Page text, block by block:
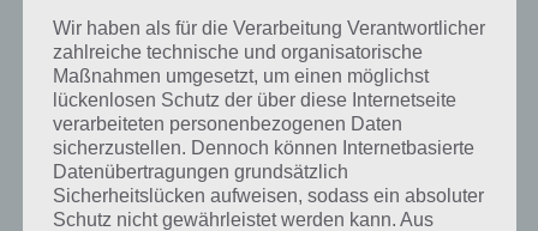
Sachbücher, heutzutage auch über digitale Medien. Viele Schüler
machen nach der Schule auch eine Ausbildung, um sich in einem
Bereich zu spezialiseren. Auch in Unternehmen spielt Bildung eine
immer größere Rolle, denn in einer sich stetig veränderten Welt
muss es Weiterbildungen und Fortbildungen geben.
Wir haben als für die Verarbeitung Verantwortlicher
zahlreiche technische und organisatorische
Maßnahmen umgesetzt, um einen möglichst
lückenlosen Schutz der über diese Internetseite
verarbeiteten personenbezogenen Daten
sicherzustellen. Dennoch können Internetbasierte
Datenübertragungen grundsätzlich
Sicherheitslücken aufweisen, sodass ein absoluter
Schutz nicht gewährleistet werden kann. Aus